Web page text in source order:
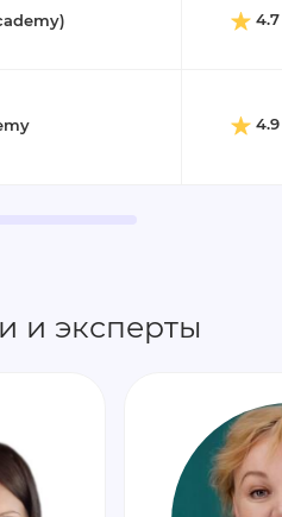
4.7
4.9
и эксперты